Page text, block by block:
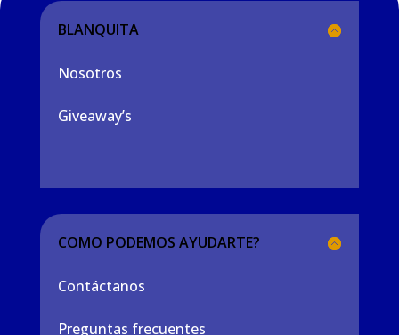
BLANQUITA
Nosotros
Giveaway’s
COMO PODEMOS AYUDARTE?
Contáctanos
Preguntas frecuentes